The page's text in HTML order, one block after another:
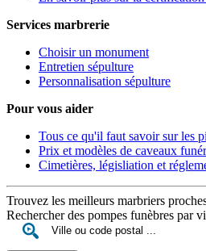
Services marbrerie
Choisir un monument
Entretien sépulture
Personnalisation sépulture
Pour vous aider
Tous ce qu'il faut savoir sur les
Prix et modèles de caveaux
Cimetières, législiation et
Trouvez les meilleurs marbriers
Rechercher des pompes funèbres par